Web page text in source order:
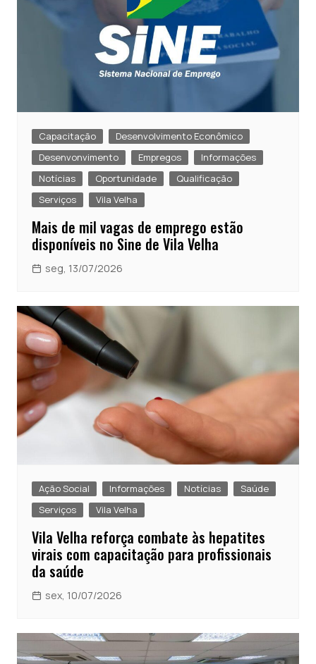
Capacitação
Desenvolvimento Econômico
Desenvonvimento
Empregos
Informações
Notícias
Oportunidade
Qualificação
Serviços
Vila Velha
Mais de mil vagas de emprego estão
disponíveis no Sine de Vila Velha
seg, 13/07/2026
Ação Social Informações Notícias
Saúde
Serviços
Vila Velha
Vila Velha reforça combate às hepatites
virais com capacitação para profissionais
da saúde
sex, 10/07/2026